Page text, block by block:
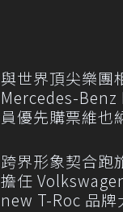
與世界頂尖樂團
Mercedes-Benz
員優先購票維也
跨界形象契合跑
擔任
new T-Roc 品牌